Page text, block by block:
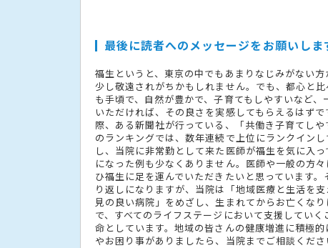
最後に読者へのメッセージをお願いしま
福生というと、東京の中でもあまりなじみがない方
少し敬遠されがちかもしれません。でも、都心と比
も手頃で、自然が豊かで、子育てもしやすいなど、
いただければ、その良さを実感してもらえるはずで
際、ある新聞社が行っている、「共働き子育てしや
のランキングでは、数年連続で上位にランクインし
し、当院に非常勤として来た医師が福生を気に入っ
になった例も少なくありません。医師や一般の方
ひ福生に足を運んでいただきたいと思っています。
り返しになりますが、当院は「地域医療と生活を支
見の良い病院」をめざし、生まれてからお亡くなり
で、すべてのライフステージにおいて支援していく
命としています。地域の皆さんの健康増進に積極
やお困り事がありましたら、当院までご相談くださ